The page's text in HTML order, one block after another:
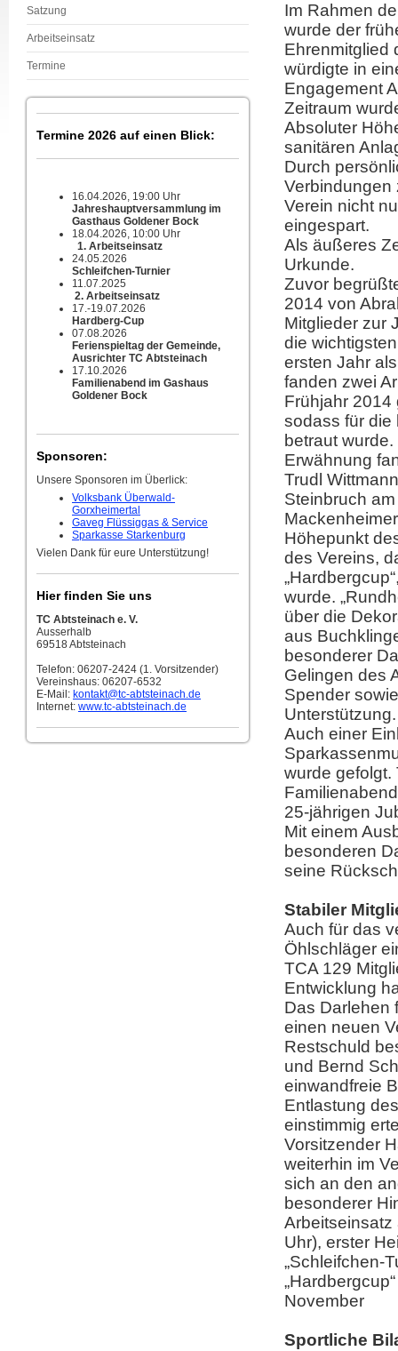
Satzung
Arbeitseinsatz
Termine
Termine 2026 auf einen Blick:
16.04.2026, 19:00 Uhr
Jahreshauptversammlung im
Gasthaus Goldener Bock
18.04.2026, 10:00 Uhr
1. Arbeitseinsatz
24.05.2026
Schleifchen-Turnier
11.07.2025
2. Arbeitseinsatz
17.-19.07.2026
Hardberg-Cup
07.08.2026
Ferienspieltag der Gemeinde,
Ausrichter TC Abtsteinach
17.10.2026
Familienabend im Gashaus
Goldener Bock
Sponsoren:
Unsere Sponsoren im Überlick:
Volksbank Überwald-
Gorxheimertal
Gaveg Flüssiggas & Service
Sparkasse Starkenburg
Vielen Dank für eure Unterstützung!
Hier finden Sie uns
TC Abtsteinach e. V.
Ausserhalb
69518 Abtsteinach
Telefon: 06207-2424 (1. Vorsitzender)
Vereinshaus: 06207-6532
E-Mail: kontakt@tc-abtsteinach.de
Internet: www.tc-abtsteinach.de
Im Rahmen
wurde der
Ehrenmitglied
würdigte in
Engagement
Zeitraum
Absoluter
sanitären
Durch
Verbindungen
Verein nicht
eingespart.
Als äußeres
Urkunde.
Zuvor
2014 von
Mitglieder zur
die
ersten Jahr
fanden zwei
Frühjahr 2014
sodass für die
betraut wurde.
Erwähnung
Trudl
Steinbruch
Höhepunkt
des Vereins,
wurde.
über die
aus
besonderer
Gelingen des
Spender
Unterstützung.
Auch einer
wurde gefolgt.
25-jährigen
Mit einem
besonderen
seine
Stabiler
Auch für das
Öhlschläger
TCA 129
Entwicklung
Das Darlehen
einen neuen
Restschuld
und Bernd
einwandfreie
Entlastung
einstimmig
Vorsitzender
weiterhin im
sich an den
besonderer
Arbeitseinsatz
Uhr), erster
„Schleifchen-
November
Sportliche